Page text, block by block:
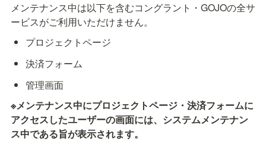
メンテナンス中は以下を含むコングラント・GOJOの全サ
ービスがご利用いただけません。
プロジェクトページ
決済フォーム
管理画面
※メンテナンス中にプロジェクトページ・決済フォームに
アクセスしたユーザーの画面には、システムメンテナン
ス中である旨が表示されます。